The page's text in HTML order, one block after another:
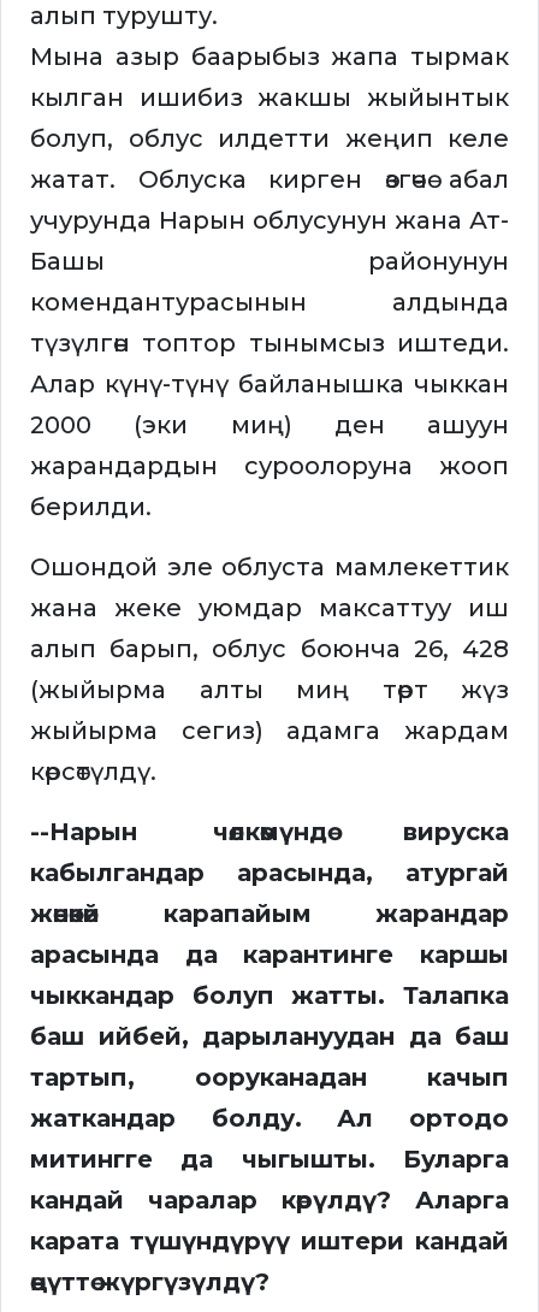
алып турушту.
Мына азыр баарыбыз жапа тырмак
кылган ишибиз жакшы жыйынтык
болуп, облус илдетти жеңип келе
жатат. Облуска кирген өзгөчө абал
учурунда Нарын облусунун жана Ат-
Башы районунун
комендантурасынын алдында
түзүлгөн топтор тынымсыз иштеди.
Алар күнү-түнү байланышка чыккан
2000 (эки миң) ден ашуун
жарандардын суроолоруна жооп
берилди.
Ошондой эле облуста мамлекеттик
жана жеке уюмдар максаттуу иш
алып барып, облус боюнча 26, 428
(жыйырма алты миң төрт жүз
жыйырма сегиз) адамга жардам
көрсөтүлдү.
--Нарын чөлкөмүндө вируска
кабылгандар арасында, атургай
жөнөкөй карапайым жарандар
арасында да карантинге каршы
чыккандар болуп жатты. Талапка
баш ийбей, дарылануудан да баш
тартып, ооруканадан качып
жаткандар болду. Ал ортодо
митингге да чыгышты. Буларга
кандай чаралар көрүлдү? Аларга
карата түшүндүрүү иштери кандай
өңүттө жүргүзүлдү?